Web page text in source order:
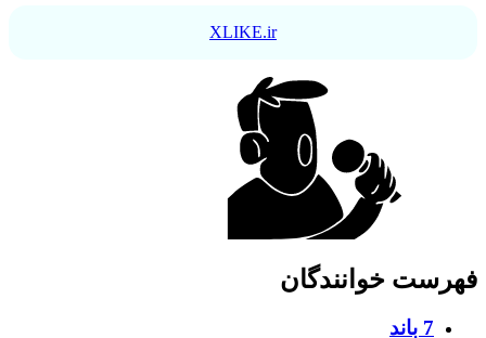
XLIKE.ir
فهرست خوانندگان
7 باند